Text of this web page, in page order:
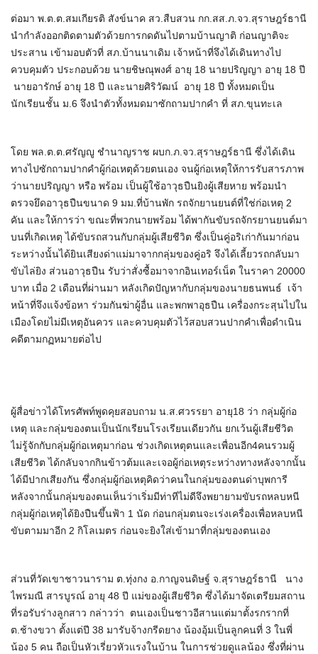
ต่อมา พ.ต.ต.สมเกียรติ สังข์นาค สว.สืบสวน กก.สส.ภ.จว.สุราษฎร์ธานี
นำกำลังออกติดตามตัวด้วยการกดดันไปตามบ้านญาติ ก่อนญาติจะ
ประสาน เข้ามอบตัวที่ สภ.บ้านนาเดิม เจ้าหน้าที่จึงได้เดินทางไป
ควบคุมตัว ประกอบด้วย นายชิษณุพงศ์ อายุ 18 นายปริญญา อายุ 18 ปี
นายอารักษ์ อายุ 18 ปี และนายศิริวัฒน์ อายุ 18 ปี ทั้งหมดเป็น
นักเรียนชั้น ม.6 จึงนำตัวทั้งหมดมาซักถามปากคำ ที่ สภ.ขุนทะเล
โดย พล.ต.ต.ศรัญญู ชำนาญราช ผบก.ภ.จว.สุราษฎร์ธานี ซึ่งได้เดิน
ทางไปซักถามปากคำผู้ก่อเหตุด้วยตนเอง จนผู้ก่อเหตุให้การรับสารภาพ
ว่านายปริญญา หรือ พร้อม เป็นผู้ใช้อาวุธปืนยิงผู้เสียหาย พร้อมนำ
ตรวจยึดอาวุธปืนขนาด 9 มม.ที่บ้านพัก รถจักยานยนต์ที่ใช่ก่อเหตุ 2
คัน และให้การว่า ขณะที่พวกนายพร้อม ได้พากันขับรถจักรยานยนต์มา
บนที่เกิดเหตุ ได้ขับรถสวนกับกลุ่มผู้เสียชีวิต ซึ่งเป็นคู่อริเก่ากันมาก่อน
ระหว่างนั้นได้ยินเสียงด่าแม่มาจากกลุ่มของคู่อริ จึงได้เลี้ยวรถกลับมา
ขับไล่ยิง ส่วนอาวุธปืน รับว่าสั่งซื้อมาจากอินเทอร์เน็ต ในราคา 20000
บาท เมื่อ 2 เดือนที่ผ่านมา หลังเกิดปัญหากับกลุ่มของนายธนพนธ์ เจ้า
หน้าที่จึงแจ้งข้อหา ร่วมกันฆ่าผู้อื่น และพกพาอุธปืน เครื่องกระสุนไปใน
เมืองโดยไม่มีเหตุอันควร และควบคุมตัวไว้สอบสวนปากคำเพื่อดำเนิน
คดีตามกฏหมายต่อไป
ผู้สื่อข่าวได้โทรศัพท์พูดคุยสอบถาม น.ส.ศวรรยา อายุ18 ว่า กลุ่มผู้ก่อ
เหตุ และกลุ่มของตนเป็นนักเรียนโรงเรียนเดียวกัน ยกเว้นผู้เสียชีวิต
ไม่รู้จักกับกลุ่มผู้ก่อเหตุมาก่อน ช่วงเกิดเหตุตนและเพื่อนอีก4คนรวมผู้
เสียชีวิต ได้กลับจากกินข้าวต้มและเจอผู้ก่อเหตุระหว่างทางหลังจากนั้น
ได้มีปากเสียงกัน ซึ่งกลุ่มผู้ก่อเหตุคิดว่าคนในกลุ่มของตนด่าบุพการี
หลังจากนั้นกลุ่มของตนเห็นว่าเริ่มมีท่าทีไม่ดีจึงพยายามขับรถหลบหนี
กลุ่มผู้ก่อเหตุได้ยิงปืนขึ้นฟ้า 1 นัด ก่อนกลุ่มตนจะเร่งเครื่องเพื่อหลบหนี
ขับตามมาอีก 2 กิโลเมตร ก่อนจะยิงใส่เข้ามาที่กลุ่มของตนเอง
ส่วนที่วัดเขาชาวนาราม ต.ทุ่งกง อ.กาญจนดิษฐ์ จ.สุราษฎร์ธานี นาง
ไพรมณี สารบูรณ์ อายุ 48 ปี แม่ของผู้เสียชีวิต ซึ่งได้มาจัดเตรียมสถาน
ที่รอรับร่างลูกสาว กล่าวว่า ตนเองเป็นชาวอีสานแต่มาตั้งรกรากที่
ต.ช้างขวา ตั้งแต่ปี 38 มารับจ้างกรีดยาง น้องอุ้มเป็นลูกคนที่ 3 ในพี่
น้อง 5 คน ถือเป็นหัวเรี่ยวหัวแรงในบ้าน ในการช่วยดูแลน้อง ซึ่งที่ผ่าน